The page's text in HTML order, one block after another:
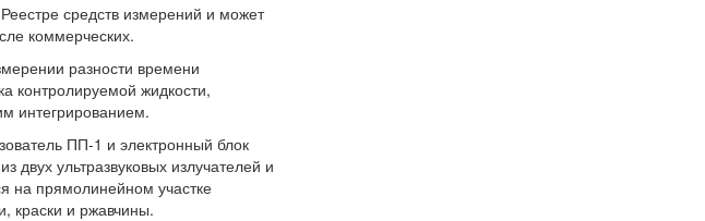
средств измерений и может
коммерческих.
разности времени
контролируемой жидкости,
интегрированием.
ПП-1 и электронный блок
ультразвуковых излучателей и
на прямолинейном участке
краски и ржавчины.